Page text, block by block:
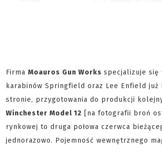
Firma Moauros Gun Works specjalizuje się
karabinów Springfield oraz Lee Enfield już
stronie, przygotowania do produkcji
Winchester Model 12 [na fotografii broń
rynkowej to druga połowa czerwca
jednorazowo. Pojemność wewnętrznego